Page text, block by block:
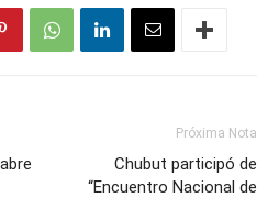
Próxima Nota
Chubut participó de
“Encuentro Nacional de